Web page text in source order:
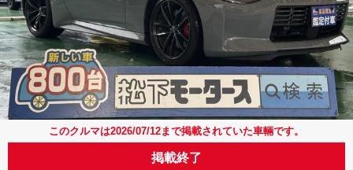
このクルマは2026/07/12まで掲載されていた車輛です。
掲載終了